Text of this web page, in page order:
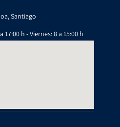
Santiago
17:00 h - Viernes: 8 a 15:00 h